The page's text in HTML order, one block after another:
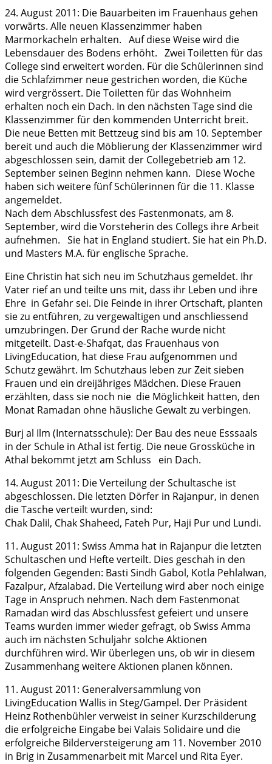
24. August 2011: Die Bauarbeiten im Frauenhaus gehen
vorwärts. Alle neuen Klassenzimmer haben
Marmorkacheln erhalten. Auf diese Weise wird die
Lebensdauer des Bodens erhöht. Zwei Toiletten für das
College sind erweitert worden. Für die Schülerinnen sind
die Schlafzimmer neue gestrichen worden, die Küche
wird vergrössert. Die Toiletten für das Wohnheim
erhalten noch ein Dach. In den nächsten Tage sind die
Klassenzimmer für den kommenden Unterricht breit.
Die neue Betten mit Bettzeug sind bis am 10. September
bereit und auch die Möblierung der Klassenzimmer wird
abgeschlossen sein, damit der Collegebetrieb am 12.
September seinen Beginn nehmen kann. Diese Woche
haben sich weitere fünf Schülerinnen für die 11. Klasse
angemeldet.
Nach dem Abschlussfest des Fastenmonats, am 8.
September, wird die Vorsteherin des Collegs ihre Arbeit
aufnehmen. Sie hat in England studiert. Sie hat ein Ph.D.
und Masters M.A. für englische Sprache.
Eine Christin hat sich neu im Schutzhaus gemeldet. Ihr
Vater rief an und teilte uns mit, dass ihr Leben und ihre
Ehre in Gefahr sei. Die Feinde in ihrer Ortschaft, planten
sie zu entführen, zu vergewaltigen und anschliessend
umzubringen. Der Grund der Rache wurde nicht
mitgeteilt. Dast-e-Shafqat, das Frauenhaus von
LivingEducation, hat diese Frau aufgenommen und
Schutz gewährt. Im Schutzhaus leben zur Zeit sieben
Frauen und ein dreijähriges Mädchen. Diese Frauen
erzählten, dass sie noch nie die Möglichkeit hatten, den
Monat Ramadan ohne häusliche Gewalt zu verbingen.
Burj al Ilm (Internatsschule): Der Bau des neue Esssaals
in der Schule in Athal ist fertig. Die neue Grossküche in
Athal bekommt jetzt am Schluss ein Dach.
14. August 2011: Die Verteilung der Schultasche ist
abgeschlossen. Die letzten Dörfer in Rajanpur, in denen
die Tasche verteilt wurden, sind:
Chak Dalil, Chak Shaheed, Fateh Pur, Haji Pur und Lundi.
11. August 2011: Swiss Amma hat in Rajanpur die letzten
Schultaschen und Hefte verteilt. Dies geschah in den
folgenden Gegenden: Basti Sindh Gabol, Kotla Pehlalwan,
Fazalpur, Afzalabad. Die Verteilung wird aber noch einige
Tage in Anspruch nehmen. Nach dem Fastenmonat
Ramadan wird das Abschlussfest gefeiert und unsere
Teams wurden immer wieder gefragt, ob Swiss Amma
auch im nächsten Schuljahr solche Aktionen
durchführen wird. Wir überlegen uns, ob wir in diesem
Zusammenhang weitere Aktionen planen können.
11. August 2011: Generalversammlung von
LivingEducation Wallis in Steg/Gampel. Der Präsident
Heinz Rothenbühler verweist in seiner Kurzschilderung
die erfolgreiche Eingabe bei Valais Solidaire und die
erfolgreiche Bilderversteigerung am 11. November 2010
in Brig in Zusammenarbeit mit Marcel und Rita Eyer.